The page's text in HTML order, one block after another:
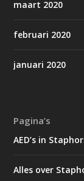
maart 2020
februari 2020
januari 2020
Pagina’s
AED’s in
Alles over